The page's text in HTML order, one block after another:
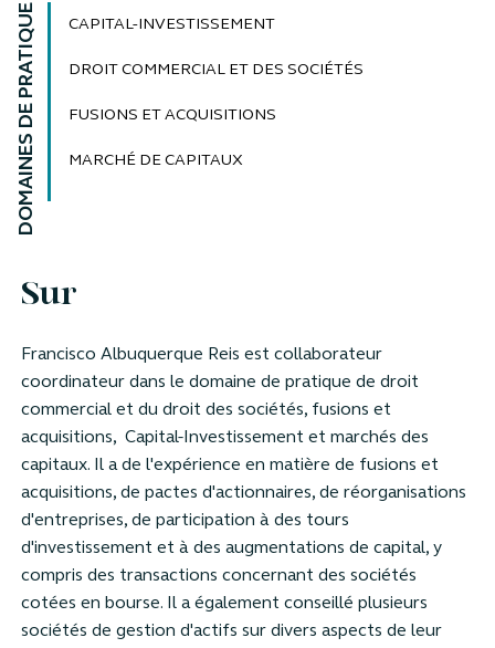
DOMAINES DE PRATIQUE CAPITAL-INVESTISSEMENT
DROIT COMMERCIAL ET DES SOCIÉTÉS
FUSIONS ET ACQUISITIONS
MARCHÉ DE CAPITAUX
Sur
Francisco Albuquerque Reis est collaborateur
coordinateur dans le domaine de pratique de droit
commercial et du droit des sociétés, fusions et
acquisitions, Capital-Investissement et marchés des
capitaux. Il a de l'expérience en matière de fusions et
acquisitions, de pactes d'actionnaires, de réorganisations
d'entreprises, de participation à des tours
d'investissement et à des augmentations de capital, y
compris des transactions concernant des sociétés
cotées en bourse. Il a également conseillé plusieurs
sociétés de gestion d'actifs sur divers aspects de leur